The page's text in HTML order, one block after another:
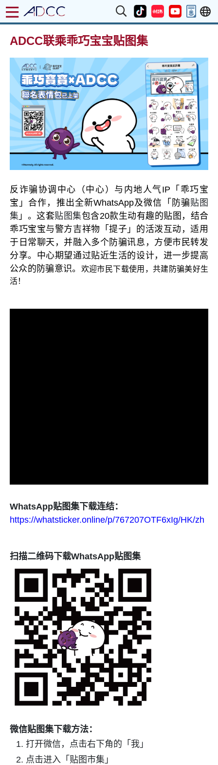
ADCC联乘乖巧宝宝贴图集
反诈骗协调中心（中心）与内地人气IP「乖巧宝
宝」合作，推出全新WhatsApp及微信「防骗贴图
集 」。这套贴图集包含20款生动有趣的贴图，结合
乖巧宝宝与警方吉祥物「提子」的活泼互动，适用
于日常聊天，并融入多个防骗讯息，方便市民转发
分享。中心期望通过贴近生活的设计，进一步提高
公众的防骗意识。
欢迎市民下载使用，共建防骗美好生
活！
WhatsApp贴图集下载连结：
https://whatsticker.online/p/767207OTF6xIg/HK/zh
扫描二维码下载WhatsApp贴图集
微信贴图集下载方法：
打开微信，点击右下角的「我」
点击进入「贴图市集」